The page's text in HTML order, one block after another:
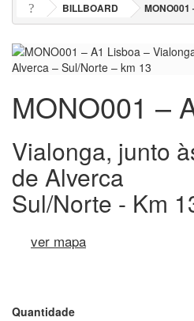
BILLBOARD
MONO001 –
Vialonga, junto
de Alverca
Sul/Norte - Km
ver mapa
Quantidade